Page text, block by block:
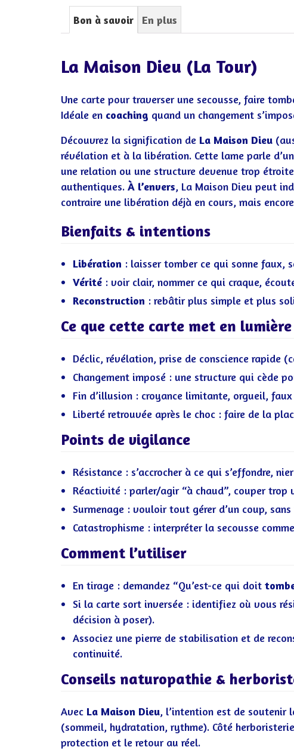
Bon à savoir En plus
La Maison Dieu (La Tour)
Une carte pour traverser une secousse, faire
Idéale en coaching quand un changement
Découvrez la signification de La Maison Dieu
révélation et à la libération. Cette lame parle
une relation ou une structure devenue trop
authentiques. À l’envers, La Maison Dieu peut
contraire une libération déjà en cours, mais
Bienfaits & intentions
Libération : laisser tomber ce qui sonne faux,
Vérité : voir clair, nommer ce qui craque,
Reconstruction : rebâtir plus simple et plus
Ce que cette carte met en lumière
Déclic, révélation, prise de conscience rapide
Changement imposé : une structure qui cède
Fin d’illusion : croyance limitante, orgueil,
Liberté retrouvée après le choc : faire de la
Points de vigilance
Résistance : s’accrocher à ce qui s’effondre,
Réactivité : parler/agir “à chaud”, couper
Surmenage : vouloir tout gérer d’un coup,
Catastrophisme : interpréter la secousse
Comment l’utiliser
En tirage : demandez “Qu’est-ce qui doit
Si la carte sort inversée : identifiez où vous
décision à poser).
Associez une pierre de stabilisation et de
continuité.
Conseils naturopathie &
Avec La Maison Dieu, l’intention est de soutenir
(sommeil, hydratation, rythme). Côté
protection et le retour au réel.